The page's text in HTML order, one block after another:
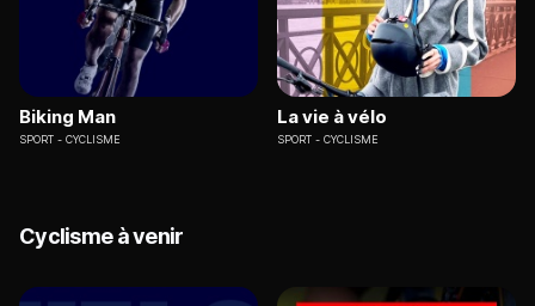
Biking Man
SPORT CYCLISME
La vie à vélo
SPORT CYCLISME
Cyclisme à venir